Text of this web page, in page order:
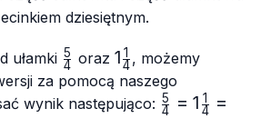
dziesiętnym.
ułamki \frac{5}
{4}
4
5 oraz 1\frac{1}
{4}
14
1 , możemy
za pomocą naszego
wynik następująco: \frac{5}
4
5 = 1 4
1
=